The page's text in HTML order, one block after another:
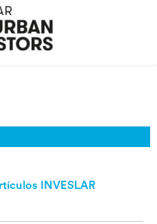
INVESLAR